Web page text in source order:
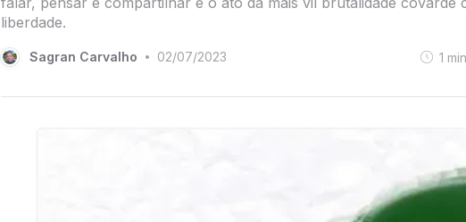
liberdade.
Sagran Carvalho • 02/07/2023 1 min